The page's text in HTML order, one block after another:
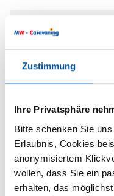
Zustimmung
Ihre Privatsphäre
Bitte schenken Sie
Erlaubnis, Cookies
anonymisiertem
wollen, dass Sie ein
erhalten, das
Antriebsart
Schadstoffnorm